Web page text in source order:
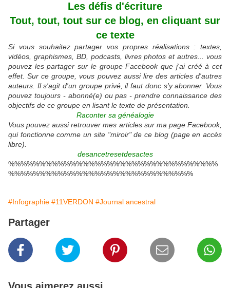
Les défis d'écriture
Tout, tout, tout sur ce blog, en cliquant sur
ce texte
Si vous souhaitez partager vos propres réalisations : textes,
vidéos, graphismes, BD, podcasts, livres photos et autres... vous
pouvez les partager sur le groupe Facebook que j'ai créé à cet
effet. Sur ce groupe, vous pouvez aussi lire des articles d'autres
auteurs. Il s'agit d'un groupe privé, il faut donc s'y abonner. Vous
pouvez toujours - abonné(e) ou pas - prendre connaissance des
objectifs de ce groupe en lisant le texte de présentation.
Raconter sa généalogie
Vous pouvez aussi retrouver mes articles sur ma page Facebook,
qui fonctionne comme un site "miroir" de ce blog (page en accès
libre).
desancetresetdesactes
%%%%%%%%%%%%%%%%%%%%%%%%%%%%%%%%%%
%%%%%%%%%%%%%%%%%%%%%%%%%%%%%%
#Infographie #11VERDON #Journal ancestral
Partager